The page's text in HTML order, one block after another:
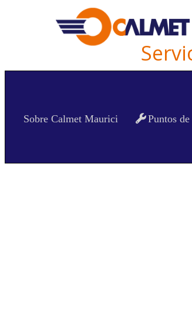
Sobre Calmet Maurici Puntos
Safety Fuel